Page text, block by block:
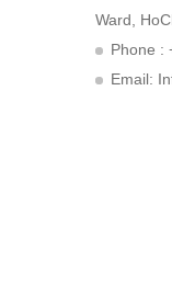
Ward,
Phone :
Email: